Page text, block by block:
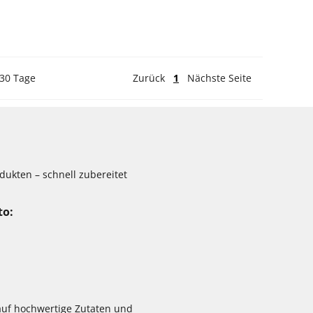
Tage Zurück 1 Nächste Seite
– schnell zubereitet
hochwertige Zutaten und